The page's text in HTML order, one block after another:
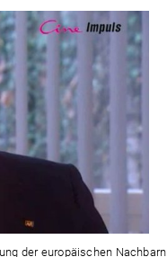
der europäischen